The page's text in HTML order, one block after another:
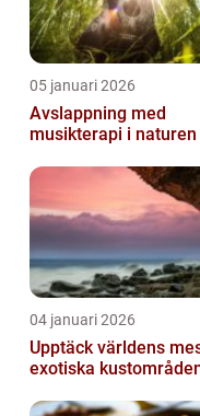
05 januari 2026
Avslappning med
musikterapi i naturen
04 januari 2026
Upptäck världens
exotiska